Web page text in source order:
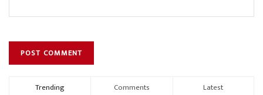
Trending Comments Latest